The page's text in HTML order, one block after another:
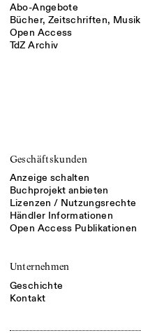
Abo-Angebote
Bücher, Zeitschriften, Musik
Open Access
TdZ Archiv
Geschäftskunden
Anzeige schalten
Buchprojekt anbieten
Lizenzen / Nutzungsrechte
Händler Informationen
Open Access Publikationen
Unternehmen
Geschichte
Kontakt